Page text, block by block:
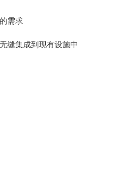
需求
缝集成到现有设施中